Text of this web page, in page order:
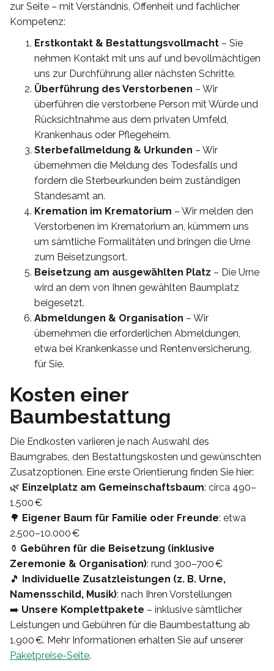
zur Seite – mit Verständnis, Offenheit und fachlicher
Kompetenz:
Erstkontakt & Bestattungsvollmacht – Sie
nehmen Kontakt mit uns auf und bevollmächtigen
uns zur Durchführung aller nächsten Schritte.
Überführung des Verstorbenen – Wir
überführen die verstorbene Person mit Würde und
Rücksichtnahme aus dem privaten Umfeld,
Krankenhaus oder Pflegeheim.
Sterbefallmeldung & Urkunden – Wir
übernehmen die Meldung des Todesfalls und
fordern die Sterbeurkunden beim zuständigen
Standesamt an.
Kremation im Krematorium – Wir melden den
Verstorbenen im Krematorium an, kümmern uns
um sämtliche Formalitäten und bringen die Urne
zum Beisetzungsort.
Beisetzung am ausgewählten Platz – Die Urne
wird an dem von Ihnen gewählten Baumplatz
beigesetzt.
Abmeldungen & Organisation – Wir
übernehmen die erforderlichen Abmeldungen,
etwa bei Krankenkasse und Rentenversicherung,
für Sie.
Kosten einer
Baumbestattung
Die Endkosten variieren je nach Auswahl des
Baumgrabes, den Bestattungskosten und gewünschten
Zusatzoptionen. Eine erste Orientierung finden Sie hier:
🌿 Einzelplatz am Gemeinschaftsbaum: circa 490–
1.500 €
🌳 Eigener Baum für Familie oder Freunde: etwa
2.500–10.000 €
⚱️ Gebühren für die Beisetzung (inklusive
Zeremonie & Organisation): rund 300–700 €
🎵 Individuelle Zusatzleistungen (z. B. Urne,
Namensschild, Musik): nach Ihren Vorstellungen
➡️ Unsere Komplettpakete – inklusive sämtlicher
Leistungen und Gebühren für die Baumbestattung ab
1.900 €. Mehr Informationen erhalten Sie auf unserer
Paketpreise-Seite.